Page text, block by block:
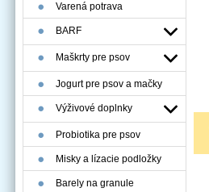
Varená potrava
BARF
Maškrty pre psov
Jogurt pre psov a mačky
Výživové doplnky
Probiotika pre psov
Misky a lízacie podložky
Barely na granule